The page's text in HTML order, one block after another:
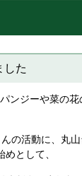
した
ンジーや菜の花
の活動に、丸
として、